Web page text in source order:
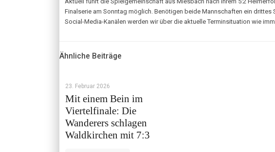
Finalserie am Sonntag möglich. Benötigen beide Mannschaften ein
Social-Media-Kanälen werden wir über die aktuelle Terminsituation wie
Ähnliche Beiträge
23. Februar 2026
Mit einem Bein im
Viertelfinale: Die
Wanderers schlagen
Waldkirchen mit 7:3